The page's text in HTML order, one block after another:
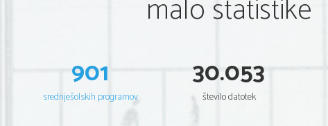
malo statistike
901
srednješolskih programov
30.053
število datotek